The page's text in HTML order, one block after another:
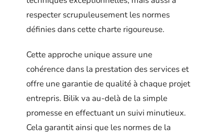
respecter scrupuleusement les normes
définies dans cette charte rigoureuse.
Cette approche unique assure une
cohérence dans la prestation des services et
offre une garantie de qualité à chaque projet
entrepris. Bilik va au-delà de la simple
promesse en effectuant un suivi minutieux.
Cela garantit ainsi que les normes de la